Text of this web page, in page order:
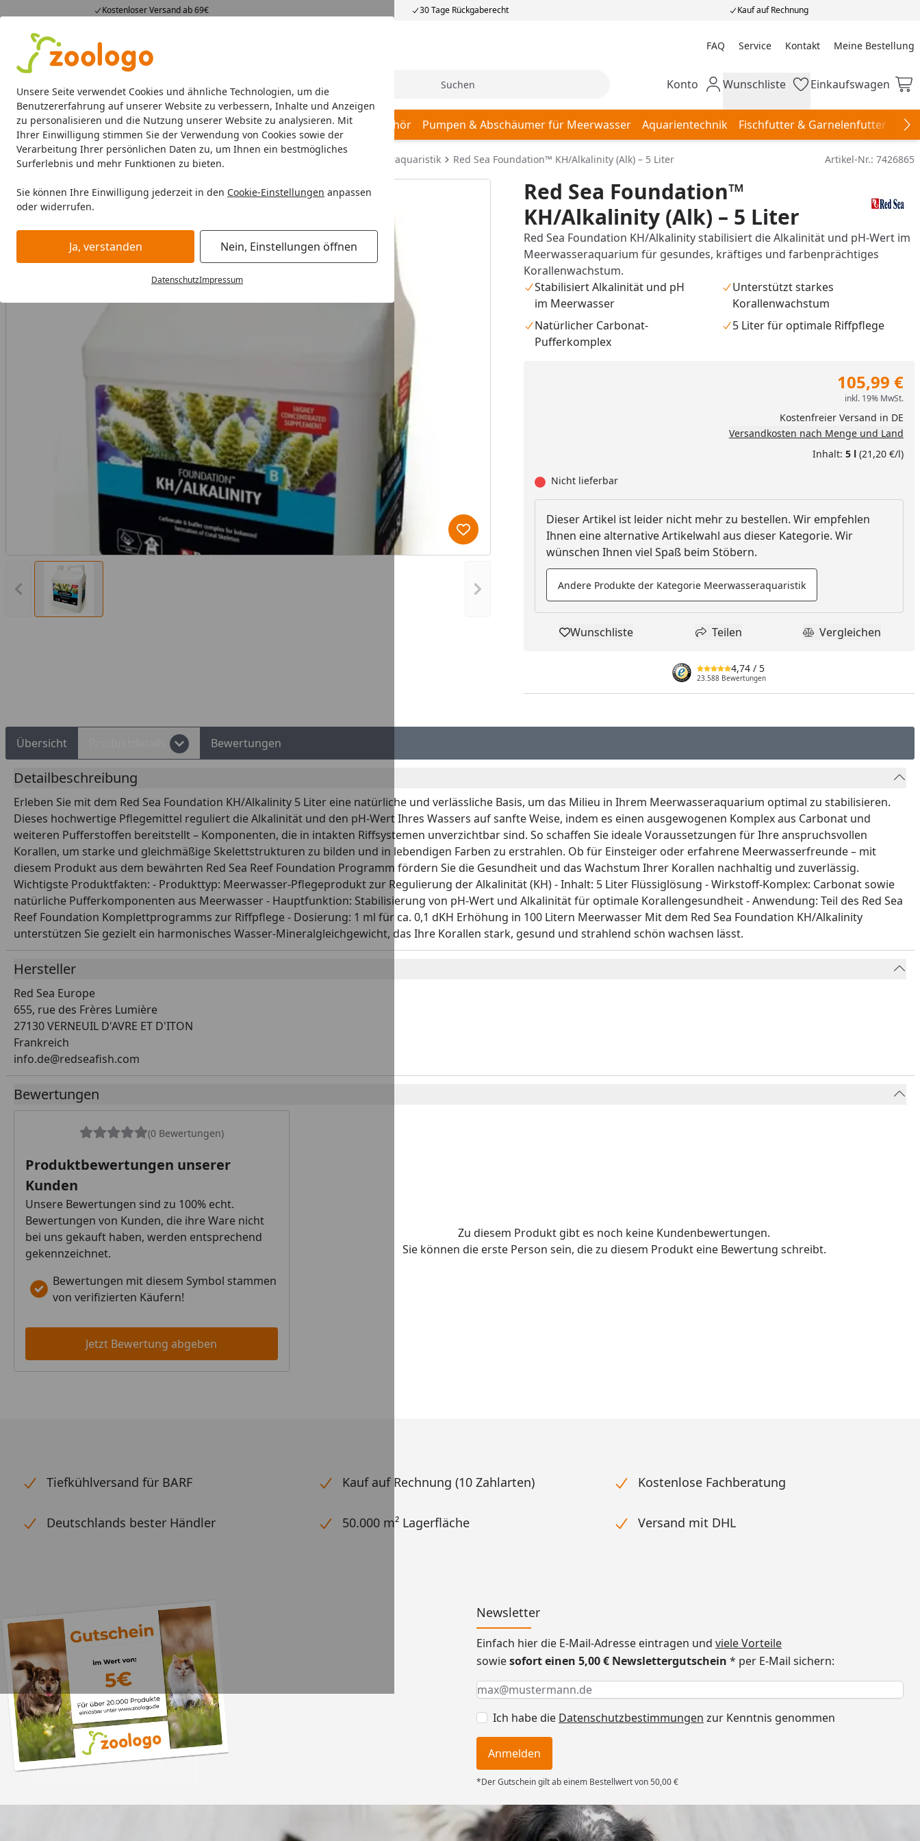
Unsere Seite verwendet Cookies und ähnliche Technologien, um die
Benutzererfahrung auf unserer Website zu verbessern, Inhalte und Anzeigen
zu personalisieren und die Nutzung unserer Website zu analysieren. Mit
Ihrer Einwilligung stimmen Sie der Verwendung von Cookies sowie der
Verarbeitung Ihrer persönlichen Daten zu, um Ihnen ein bestmögliches
Surferlebnis und mehr Funktionen zu bieten.
Sie können Ihre Einwilligung jederzeit in den Cookie-Einstellungen anpassen
oder widerrufen.
Ja, verstanden Nein, Einstellungen öffnen
DatenschutzImpressum
Kostenloser Versand ab 69€ 30 Tage Rückgaberecht Kauf auf Rechnung
4,74
23.588 Bewertungen FAQ Service Kontakt Meine Bestellung
Meine Bestellung
Alle Produkte
Alle Produkte Angebote Neuheiten Sommerhits Suche Mein Konto
Konto Wunschliste
Wunschliste Einkaufswagen
Einkaufswagen
Aquaristik Aquarien Beleuchtung Aquarienfilter, Pumpen & Zubehör Pumpen & Abschäumer für Meerwasser Aquarientechnik Fischfutter & Garnelenfutter
Startseite
Aquaristik Aquarienpflege Wasseraufbereiter fürs Aquarium Meerwasseraquaristik Red Sea Foundation™ KH/Alkalinity (Alk) – 5 Liter Artikel-Nr.: 7426865
Vorheriges Bild anzeigen Nächstes Bild anzeigen
Produkt zur Wunschliste hinzufügen
Red Sea Foundation™
KH/Alkalinity (Alk) – 5 Liter
Red Sea Foundation KH/Alkalinity stabilisiert die Alkalinität und pH-Wert im
Meerwasseraquarium für gesundes, kräftiges und farbenprächtiges
Korallenwachstum.
Stabilisiert Alkalinität und pH
im Meerwasser
Unterstützt starkes
Korallenwachstum
Natürlicher Carbonat-
Pufferkomplex
5 Liter für optimale Riffpflege
105,99 €
inkl. 19% MwSt.
Kostenfreier Versand in DE
Versandkosten nach Menge und Land
Inhalt: 5 l(21,20 €/l)
Nicht lieferbar
Dieser Artikel ist leider nicht mehr zu bestellen. Wir empfehlen
Ihnen eine alternative Artikelwahl aus dieser Kategorie. Wir
wünschen Ihnen viel Spaß beim Stöbern.
Andere Produkte der Kategorie Meerwasseraquaristik
Produkt zur Wunschliste hinzufügen
Wunschliste Teilen
Teilen Produkt
Vergleichen
4,74 / 5
23.588 Bewertungen
Übersicht Bewertungen
Detailbeschreibung
Erleben Sie mit dem Red Sea Foundation KH/Alkalinity 5 Liter eine natürliche und verlässliche Basis, um das Milieu in Ihrem Meerwasseraquarium optimal zu stabilisieren.
Dieses hochwertige Pflegemittel reguliert die Alkalinität und den pH-Wert Ihres Wassers auf sanfte Weise, indem es einen ausgewogenen Komplex aus Carbonat und
weiteren Pufferstoffen bereitstellt – Komponenten, die in intakten Riffsystemen unverzichtbar sind. So schaffen Sie ideale Voraussetzungen für Ihre anspruchsvollen
Korallen, um starke und gleichmäßige Skelettstrukturen zu bilden und in lebendigen Farben zu erstrahlen. Ob für Einsteiger oder erfahrene Meerwasserfreunde – mit
diesem Produkt aus dem bewährten Red Sea Reef Foundation Programm fördern Sie die Gesundheit und das Wachstum Ihrer Korallen nachhaltig und zuverlässig.
Wichtigste Produktfakten: - Produkttyp: Meerwasser-Pflegeprodukt zur Regulierung der Alkalinität (KH) - Inhalt: 5 Liter Flüssiglösung - Wirkstoff-Komplex: Carbonat sowie
natürliche Pufferkomponenten aus Meerwasser - Hauptfunktion: Stabilisierung von pH-Wert und Alkalinität für optimale Korallengesundheit - Anwendung: Teil des Red Sea
Reef Foundation Komplettprogramms zur Riffpflege - Dosierung: 1 ml für ca. 0,1 dKH Erhöhung in 100 Litern Meerwasser Mit dem Red Sea Foundation KH/Alkalinity
unterstützen Sie gezielt ein harmonisches Wasser-Mineralgleichgewicht, das Ihre Korallen stark, gesund und strahlend schön wachsen lässt.
Hersteller
Red Sea Europe
655, rue des Frères Lumière
27130 VERNEUIL D'AVRE ET D'ITON
Frankreich
info.de@redseafish.com
Bewertungen
(0 Bewertungen)
Produktbewertungen unserer
Kunden
Unsere Bewertungen sind zu 100% echt.
Bewertungen von Kunden, die ihre Ware nicht
bei uns gekauft haben, werden entsprechend
gekennzeichnet.
Bewertungen mit diesem Symbol stammen
von verifizierten Käufern!
Jetzt Bewertung abgeben
Zu diesem Produkt gibt es noch keine Kundenbewertungen.
Sie können die erste Person sein, die zu diesem Produkt eine Bewertung schreibt.
Tiefkühlversand für BARF Kauf auf Rechnung (10 Zahlarten) Kostenlose Fachberatung
Deutschlands bester Händler 50.000 m² Lagerfläche Versand mit DHL
Newsletter
Einfach hier die E-Mail-Adresse eintragen und viele Vorteile
sowiesofort einen 5,00 € Newslettergutschein * per E-Mail sichern:
Keine Eingabe erforderlich
Eingabe erforderlich
E-Mail *
Ich habe die Datenschutzbestimmungen zur Kenntnis genommen
Anmelden
*Der Gutschein gilt ab einem Bestellwert von 50,00 €